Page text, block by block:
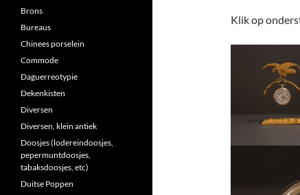
Klik op
Brons
Bureaus
Chinees porselein
Commode
Daguerreotypie
Dekenkisten
Diversen
Diversen, klein antiek
Doosjes (lodereindoosjes,
pepermuntdoosjes,
tabaksdoosjes, etc)
Duitse Poppen